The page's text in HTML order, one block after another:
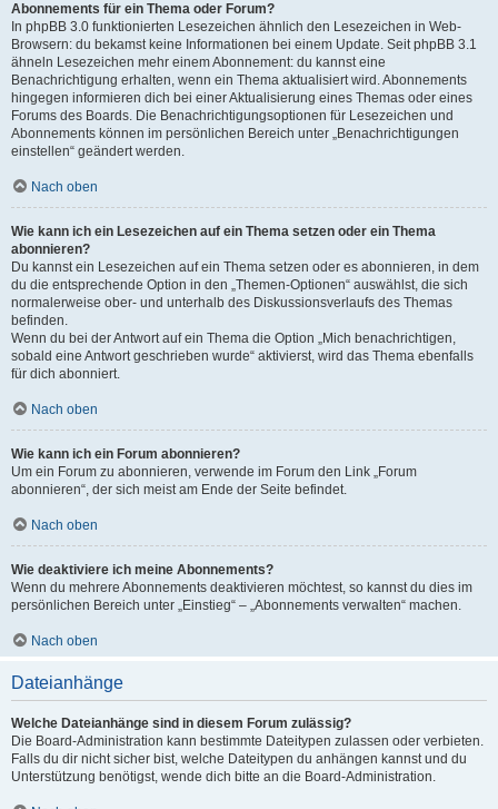
Abonnements für ein Thema oder Forum?
In phpBB 3.0 funktionierten Lesezeichen ähnlich den Lesezeichen in Web-
Browsern: du bekamst keine Informationen bei einem Update. Seit phpBB 3.1
ähneln Lesezeichen mehr einem Abonnement: du kannst eine
Benachrichtigung erhalten, wenn ein Thema aktualisiert wird. Abonnements
hingegen informieren dich bei einer Aktualisierung eines Themas oder eines
Forums des Boards. Die Benachrichtigungsoptionen für Lesezeichen und
Abonnements können im persönlichen Bereich unter „Benachrichtigungen
einstellen“ geändert werden.
Nach oben
Wie kann ich ein Lesezeichen auf ein Thema setzen oder ein Thema
abonnieren?
Du kannst ein Lesezeichen auf ein Thema setzen oder es abonnieren, in dem
du die entsprechende Option in den „Themen-Optionen“ auswählst, die sich
normalerweise ober- und unterhalb des Diskussionsverlaufs des Themas
befinden.
Wenn du bei der Antwort auf ein Thema die Option „Mich benachrichtigen,
sobald eine Antwort geschrieben wurde“ aktivierst, wird das Thema ebenfalls
für dich abonniert.
Nach oben
Wie kann ich ein Forum abonnieren?
Um ein Forum zu abonnieren, verwende im Forum den Link „Forum
abonnieren“, der sich meist am Ende der Seite befindet.
Nach oben
Wie deaktiviere ich meine Abonnements?
Wenn du mehrere Abonnements deaktivieren möchtest, so kannst du dies im
persönlichen Bereich unter „Einstieg“ – „Abonnements verwalten“ machen.
Nach oben
Dateianhänge
Welche Dateianhänge sind in diesem Forum zulässig?
Die Board-Administration kann bestimmte Dateitypen zulassen oder verbieten.
Falls du dir nicht sicher bist, welche Dateitypen du anhängen kannst und du
Unterstützung benötigst, wende dich bitte an die Board-Administration.